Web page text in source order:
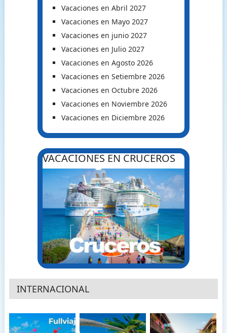
Vacaciones en Abril 2027
Vacaciones en Mayo 2027
Vacaciones en junio 2027
Vacaciones en Julio 2027
Vacaciones en Agosto 2026
Vacaciones en Setiembre 2026
Vacaciones en Octubre 2026
Vacaciones en Noviembre 2026
Vacaciones en Diciembre 2026
VACACIONES EN CRUCEROS
INTERNACIONAL